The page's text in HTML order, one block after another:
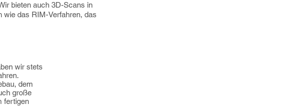
bieten auch 3D-Scans in
wie das RIM-Verfahren, das
wir stets
dem
große
fertigen